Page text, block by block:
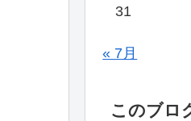
31
« 7月
このブロ